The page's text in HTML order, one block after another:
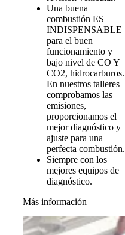
Una buena
combustión ES
INDISPENSABLE
para el buen
funcionamiento y
bajo nivel de CO Y
CO2, hidrocarburos.
En nuestros talleres
comprobamos las
emisiones,
proporcionamos el
mejor diagnóstico y
ajuste para una
perfecta combustión.
Siempre con los
mejores equipos de
diagnóstico.
Más información